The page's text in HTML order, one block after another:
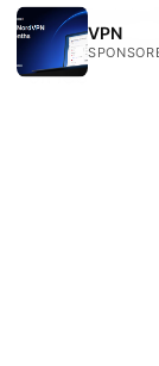
The Absolute
2026 2:
on iOS
VPN